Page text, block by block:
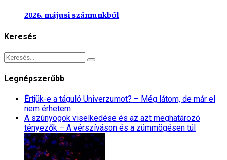
2026. májusi számunkból
Keresés
Legnépszerűbb
Értjük-e a táguló Univerzumot? – Még látom, de már el
nem érhetem
A szúnyogok viselkedése és az azt meghatározó
tényezők – A vérszíváson és a zümmögésen túl